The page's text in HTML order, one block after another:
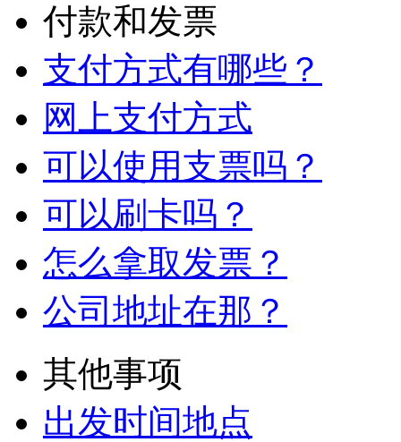
付款和发票
支付方式有哪些？
网上支付方式
可以使用支票吗？
可以刷卡吗？
怎么拿取发票？
公司地址在那？
其他事项
出发时间地点